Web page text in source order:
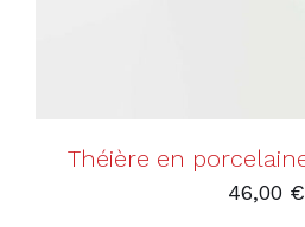
Théière en
46,00 €